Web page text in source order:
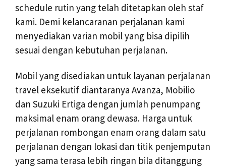
schedule rutin yang telah ditetapkan oleh staf
kami. Demi kelancaranan perjalanan kami
menyediakan varian mobil yang bisa dipilih
sesuai dengan kebutuhan perjalanan.
Mobil yang disediakan untuk layanan perjalanan
travel eksekutif diantaranya Avanza, Mobilio
dan Suzuki Ertiga dengan jumlah penumpang
maksimal enam orang dewasa. Harga untuk
perjalanan rombongan enam orang dalam satu
perjalanan dengan lokasi dan titik penjemputan
yang sama terasa lebih ringan bila ditanggung